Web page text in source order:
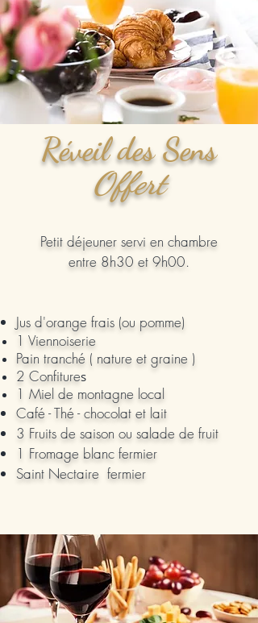
Réveil des Sens
Offert
Petit déjeuner servi en chambre
entre 8h30 et 9h00.
Jus d'orange frais (ou pomme)
1 Viennoiserie
Pain tranché ( nature et graine )
2 Confitures
1 Miel de montagne local
Café - Thé - chocolat et lait
3 Fruits de saison ou salade de fruit
1 Fromage blanc fermier
Saint Nectaire fermier